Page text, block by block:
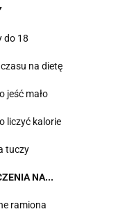
do 18
na dietę
jeść mało
liczyć kalorie
tuczy
NA...
ramiona